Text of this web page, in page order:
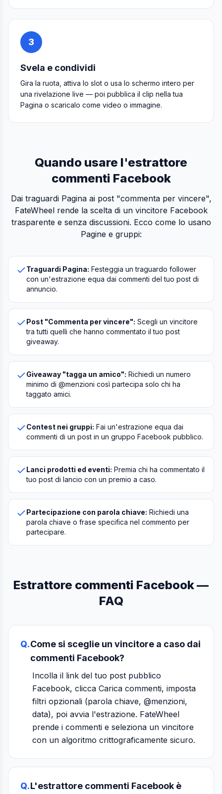
3
Svela e condividi
Gira la ruota, attiva lo slot o usa lo schermo intero per
una rivelazione live — poi pubblica il clip nella tua
Pagina o scaricalo come video o immagine.
Quando usare l'estrattore
commenti Facebook
Dai traguardi Pagina ai post "commenta per vincere",
FateWheel rende la scelta di un vincitore Facebook
trasparente e senza discussioni. Ecco come lo usano
Pagine e gruppi:
Traguardi Pagina: Festeggia un traguardo follower
con un'estrazione equa dai commenti del tuo post di
annuncio.
Post "Commenta per vincere": Scegli un vincitore
tra tutti quelli che hanno commentato il tuo post
giveaway.
Giveaway "tagga un amico": Richiedi un numero
minimo di @menzioni così partecipa solo chi ha
taggato amici.
Contest nei gruppi: Fai un'estrazione equa dai
commenti di un post in un gruppo Facebook pubblico.
Lanci prodotti ed eventi: Premia chi ha commentato il
tuo post di lancio con un premio a caso.
Partecipazione con parola chiave: Richiedi una
parola chiave o frase specifica nel commento per
partecipare.
Estrattore commenti Facebook —
FAQ
Q.Come si sceglie un vincitore a caso dai
commenti Facebook?
Incolla il link del tuo post pubblico
Facebook, clicca Carica commenti, imposta
filtri opzionali (parola chiave, @menzioni,
data), poi avvia l'estrazione. FateWheel
prende i commenti e seleziona un vincitore
con un algoritmo crittograficamente sicuro.
Q.L'estrattore commenti Facebook è